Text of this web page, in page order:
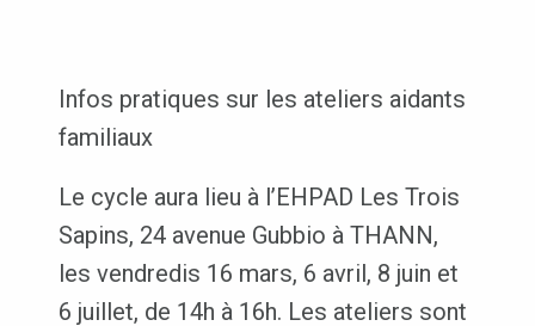
Infos pratiques sur les ateliers aidants
familiaux
Le cycle aura lieu à l’EHPAD Les Trois
Sapins, 24 avenue Gubbio à THANN,
les vendredis 16 mars, 6 avril, 8 juin et
6 juillet, de 14h à 16h. Les ateliers sont